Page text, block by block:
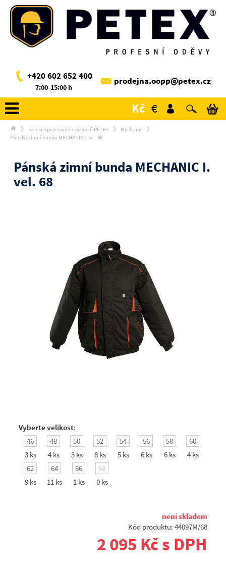
+420 602 652 400
7:00-15:00 h
prodejna.oopp@petex.cz
Kč €
Kolekce pracovních výrobků PETEX
Mechanic
Pánská zimní bunda MECHANIC I. vel. 68
Pánská zimní bunda MECHANIC I.
vel. 68
Vyberte velikost:
46
3 ks
48
4 ks
50
3 ks
52
8 ks
54
5 ks
56
6 ks
58
6 ks
60
4 ks
62
9 ks
64
11 ks
66
1 ks
68
0 ks
není skladem
Kód produktu: 44097M/68
2 095 Kč s DPH